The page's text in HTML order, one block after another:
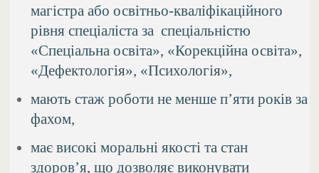
магістра або освітньо-кваліфікаційного
рівня спеціаліста за спеціальністю
«Спеціальна освіта», «Корекційна освіта»,
«Дефектологія», «Психологія»,
мають стаж роботи не менше п’яти років за
фахом,
має високі моральні якості та стан
здоров’я, що дозволяє виконувати